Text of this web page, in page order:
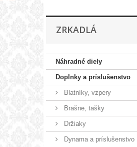
ZRKADLÁ
Náhradné diely
Doplnky a príslušenstvo
Blatníky, vzpery
Brašne, tašky
Držiaky
Dynama a príslušenstvo